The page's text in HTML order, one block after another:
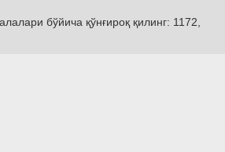
бўйича қўнғироқ қилинг: 1172,